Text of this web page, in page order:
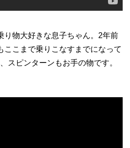
り物大好きな息子ちゃん。2年前
ここまで乗りこなすまでになって
スピンターンもお手の物です。